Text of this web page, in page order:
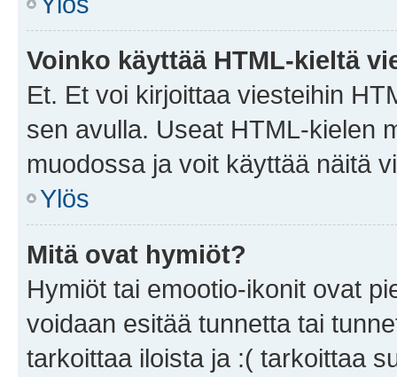
Voinko käyttää HTML-kieltä
Et. Et voi kirjoittaa viesteihin
sen avulla. Useat HTML-kielen
muodossa ja voit käyttää näitä
Ylös
Mitä ovat hymiöt?
Hymiöt tai emootio-ikonit ovat
voidaan esitää tunnetta tai
tarkoittaa iloista ja :( tarkoittaa